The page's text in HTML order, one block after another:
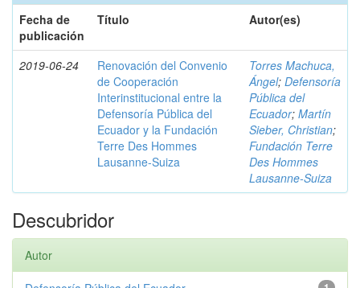
Fecha de
publicación
Título Autor(es)
2019-06-24
Renovación del Convenio
de Cooperación
Interinstitucional entre la
Defensoría Pública del
Ecuador y la Fundación
Terre Des Hommes
Lausanne-Suiza
Torres Machuca,
Ángel; Defensoría
Pública del
Ecuador; Martín
Sieber, Christian;
Fundación Terre
Des Hommes
Lausanne-Suiza
Descubridor
Autor